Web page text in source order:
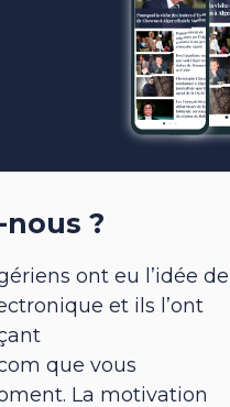
?
ont eu l’idée de
et ils l’ont
que vous
La motivation